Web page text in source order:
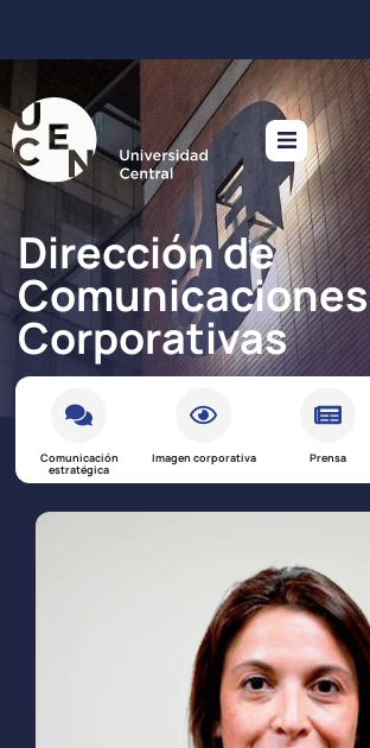
Dirección de
Comunicaciones
Corporativas
Comunicación
estratégica
Imagen corporativa Prensa